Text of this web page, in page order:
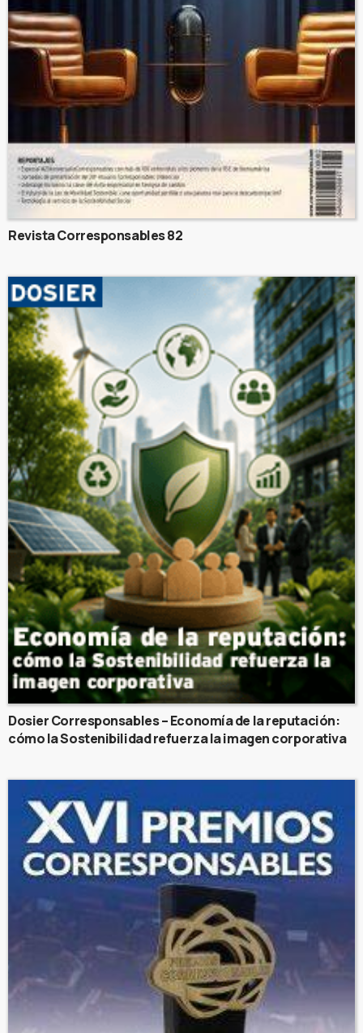
Revista Corresponsables 82
Dosier Corresponsables – Economía de la reputación:
cómo la Sostenibilidad refuerza la imagen corporativa